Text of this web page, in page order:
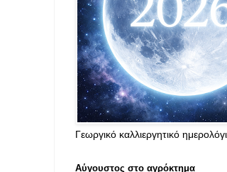
Γεωργικό καλλιεργητικό
Αύγουστος στο αγρόκτημα